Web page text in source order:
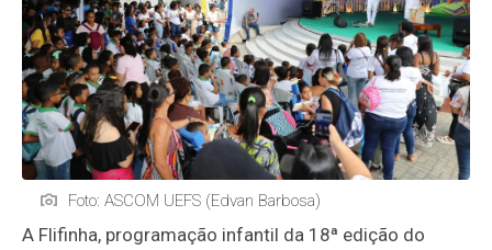
Foto: ASCOM UEFS (Edvan Barbosa)
A Flifinha, programação infantil da 18ª edição do